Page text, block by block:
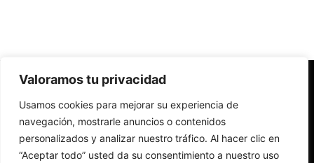
Valoramos tu privacidad
Usamos cookies para mejorar su experiencia de
navegación, mostrarle anuncios o contenidos
personalizados y analizar nuestro tráfico. Al hacer clic en
“Aceptar todo” usted da su consentimiento a nuestro uso
Redes Cristianas
Una mirada alternativa sobre la Iglesia católica y la sociedad
- Colectivos de Redes Cristianas